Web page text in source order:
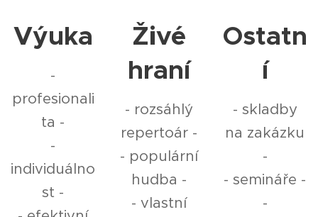
Výuka
-
profesionali
ta -
-
individuálno
st -
Živé
hraní
- rozsáhlý
repertoár -
- populární
hudba -
- vlastní
Ostatn
í
- skladby
na zakázku
-
- semináře -
-